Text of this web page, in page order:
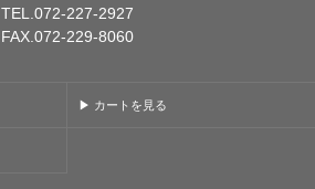
TEL.072-227-2927
FAX.072-229-8060
▶ カートを見る